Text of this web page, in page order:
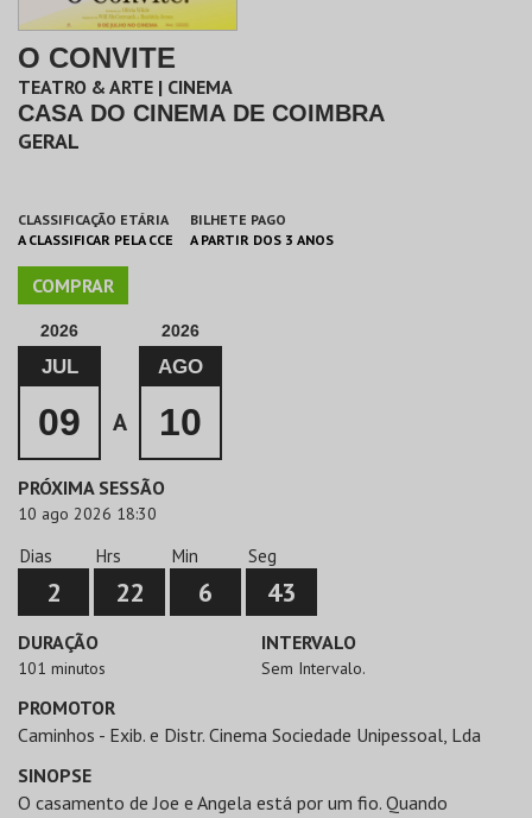
O CONVITE
TEATRO & ARTE | CINEMA
CASA DO CINEMA DE COIMBRA
GERAL
CLASSIFICAÇÃO ETÁRIA
A CLASSIFICAR PELA CCE
BILHETE PAGO
A PARTIR DOS 3 ANOS
COMPRAR
2026
JUL
09 A
2026
AGO
10
PRÓXIMA SESSÃO
10 ago 2026 18:30
Dias
2
Hrs
22
Min
6
Seg
43
DURAÇÃO
101 minutos
INTERVALO
Sem Intervalo.
PROMOTOR
Caminhos - Exib. e Distr. Cinema Sociedade Unipessoal, Lda
SINOPSE
O casamento de Joe e Angela está por um fio. Quando